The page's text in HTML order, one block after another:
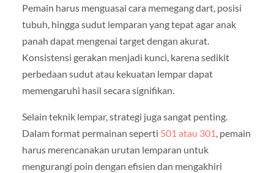
Pemain harus menguasai cara memegang dart, posisi
tubuh, hingga sudut lemparan yang tepat agar anak
panah dapat mengenai target dengan akurat.
Konsistensi gerakan menjadi kunci, karena sedikit
perbedaan sudut atau kekuatan lempar dapat
memengaruhi hasil secara signifikan.
Selain teknik lempar, strategi juga sangat penting.
Dalam format permainan seperti 501 atau 301, pemain
harus merencanakan urutan lemparan untuk
mengurangi poin dengan efisien dan mengakhiri